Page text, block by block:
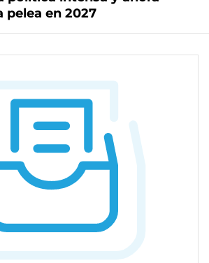
pelea en 2027